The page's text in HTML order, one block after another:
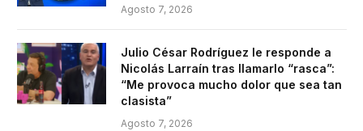
Agosto 7, 2026
Julio César Rodríguez le responde a
Nicolás Larraín tras llamarlo “rasca”:
“Me provoca mucho dolor que sea tan
clasista”
Agosto 7, 2026